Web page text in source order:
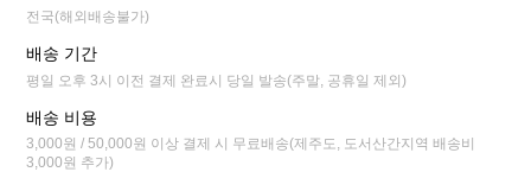
전국(해외배송불가)
배송 기간
평일 오후 3시 이전 결제 완료시 당일 발송(주말, 공휴일 제외)
배송 비용
3,000원 / 50,000원 이상 결제 시 무료배송(제주도, 도서산간지역 배송비
3,000원 추가)